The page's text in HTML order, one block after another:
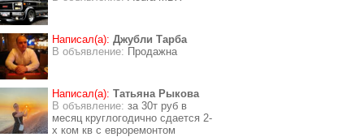
Написал(а): Джубли Тарба
В объявление: Продажна
Написал(а): Татьяна Рыкова
В объявление: за 30т руб в
месяц круглогодично сдается 2-
х ком кв с евроремонтом